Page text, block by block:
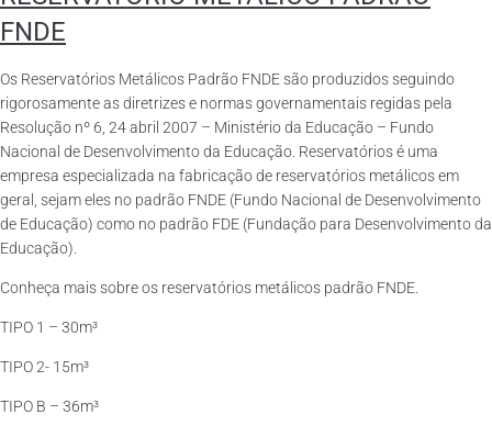
FNDE
Os Reservatórios Metálicos Padrão FNDE são produzidos seguindo
rigorosamente as diretrizes e normas governamentais regidas pela
Resolução nº 6, 24 abril 2007 – Ministério da Educação – Fundo
Nacional de Desenvolvimento da Educação. Reservatórios é uma
empresa especializada na fabricação de reservatórios metálicos em
geral, sejam eles no padrão FNDE (Fundo Nacional de Desenvolvimento
de Educação) como no padrão FDE (Fundação para Desenvolvimento da
Educação).
Conheça mais sobre os reservatórios metálicos padrão FNDE.
TIPO 1 – 30m³
TIPO 2- 15m³
TIPO B – 36m³